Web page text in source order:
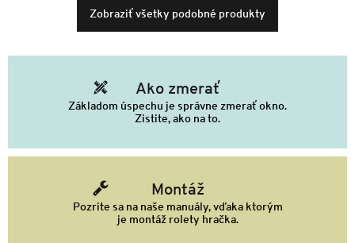
Zobraziť všetky podobné produkty
Ako zmerať
Základom úspechu je správne zmerať okno.
Zistite, ako na to.
Montáž
Pozrite sa na naše manuály, vďaka ktorým
je montáž rolety hračka.